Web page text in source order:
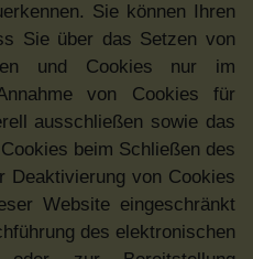
Sie können Ihren
Sie über das Setzen von
und Cookies nur im
von Cookies für
ausschließen sowie das
beim Schließen des
Deaktivierung von Cookies
Website eingeschränkt
des elektronischen